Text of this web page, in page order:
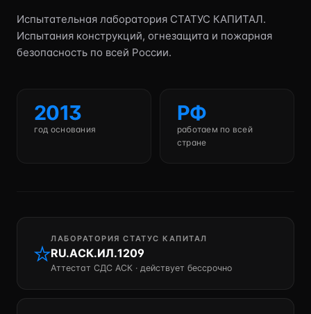
Испытательная лаборатория СТАТУС КАПИТАЛ.
Испытания конструкций, огнезащита и пожарная
безопасность по всей России.
2013
год основания
РФ
работаем по всей
стране
ЛАБОРАТОРИЯ СТАТУС КАПИТАЛ
RU.АСК.ИЛ.1209
Аттестат СДС АСК · действует бессрочно